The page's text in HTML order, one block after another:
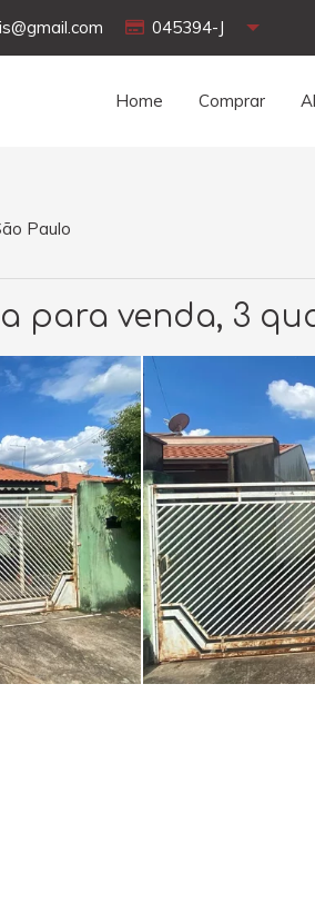
045394-J
Home Comprar
Paulo
para venda, 3